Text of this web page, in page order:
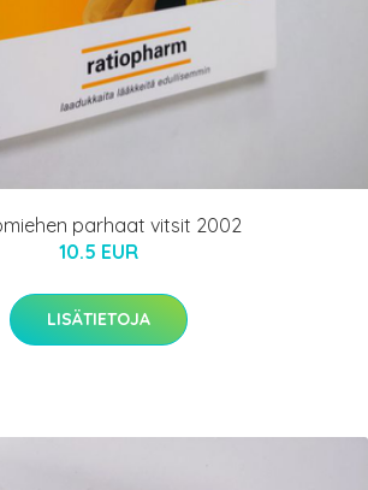
parhaat vitsit 2002
10.5 EUR
LISÄTIETOJA